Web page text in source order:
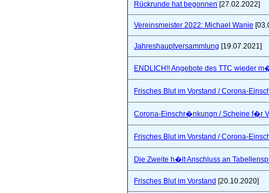
Rückrunde hat begonnen [27.02.2022]
Vereinsmeister 2022: Michael Wanie
Jahreshauptversammlung [19.07.2021]
ENDLICH!! Angebote des TTC wieder
Frisches Blut im Vorstand / Corona-
Corona-Einschr�nkungn / Scheine f�r
Frisches Blut im Vorstand / Corona-
Die Zweite h�lt Anschluss an
Frisches Blut im Vorstand [20.10.2020]